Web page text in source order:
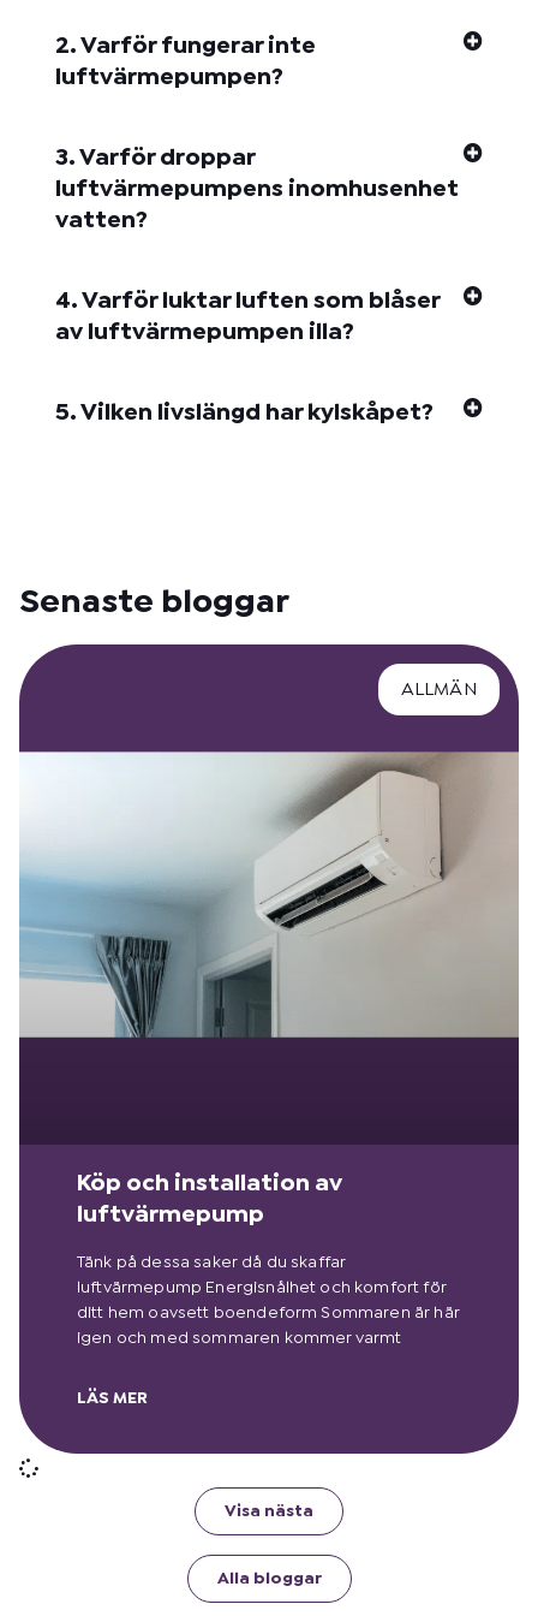
2. Varför fungerar inte
luftvärmepumpen?
3. Varför droppar
luftvärmepumpens inomhusenhet
vatten?
4. Varför luktar luften som blåser
av luftvärmepumpen illa?
5. Vilken livslängd har kylskåpet?
Senaste bloggar
ALLMÄN
Köp och installation av
luftvärmepump
Tänk på dessa saker då du skaffar
luftvärmepump Energisnålhet och komfort för
ditt hem oavsett boendeform Sommaren är här
igen och med sommaren kommer varmt
LÄS MER
Visa nästa
Alla bloggar